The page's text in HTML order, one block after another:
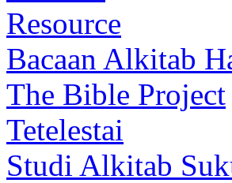
Resource
Bacaan Alkitab
The Bible Project
Tetelestai
Studi Alkitab